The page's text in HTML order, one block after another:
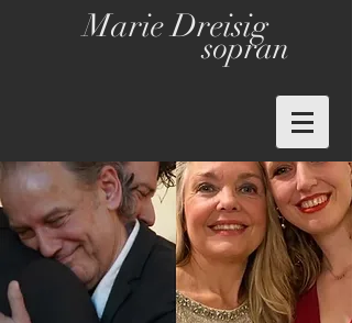
Marie Dreisig
sopran